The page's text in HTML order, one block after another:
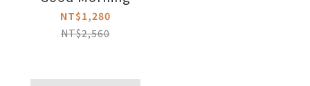
NT$1,280
NT$2,560